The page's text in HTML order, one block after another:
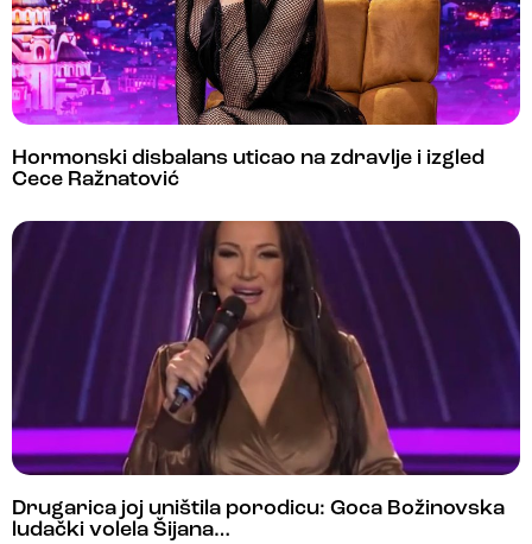
Hormonski disbalans uticao na zdravlje i izgled
Cece Ražnatović
Drugarica joj uništila porodicu: Goca Božinovska
ludački volela Šijana…